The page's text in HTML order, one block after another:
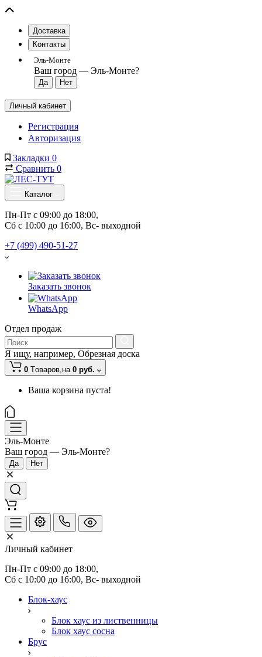
Доставка
Контакты
Эль-Монте
Ваш город — Эль-Монте?
Личный кабинет
Регистрация
Авторизация
Закладки 0
Сравнить 0
Каталог
Пн-Пт с 09:00 до 18:00,
Сб с 10:00 до 16:00, Вс- выходной
+7 (499) 490-51-27
Заказать звонок
WhatsApp
Отдел продаж
Я ищу, например, Обрезная доска
0 Tоваров,на 0 руб.
Ваша корзина пуста!
Эль-Монте
Ваш город — Эль-Монте?
Личный кабинет
Пн-Пт с 09:00 до 18:00,
Сб с 10:00 до 16:00, Вс- выходной
Блок-хаус
Блок хаус из лиственницы
Блок хаус сосна
Брус